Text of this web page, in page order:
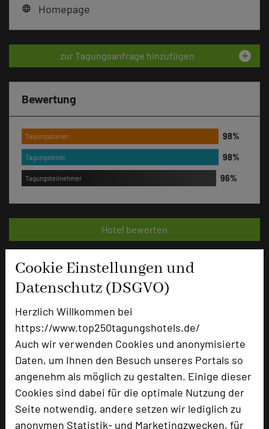
Cookie Einstellungen und
Datenschutz (DSGVO)
Herzlich Willkommen bei
https://www.top250tagungshotels.de/
Auch wir verwenden Cookies und anonymisierte
Daten, um Ihnen den Besuch unseres Portals so
angenehm als möglich zu gestalten. Einige dieser
Cookies sind dabei für die optimale Nutzung der
Seite notwendig, andere setzen wir lediglich zu
anonymen Statistik- und Marketingzwecken, für
language Homepage
zur Tagungsanfrage hinzufügen add_circle
Bewertung
Tagungsplaner
Tagungsleiter
Tagungsteilnehmer
Hotel bewerten
Hoteldaten
Max. Tagungskapazität (Personen)
U-Form
Parlamentarisch
Tagungsräume
Ausstellungsfläche 50 qm
Zimmer
17